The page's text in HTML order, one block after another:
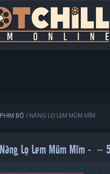
PHIM BỘ NÀNG LỌ LEM MŨM MĨM
Nàng Lọ Lem Mũm Mĩm -